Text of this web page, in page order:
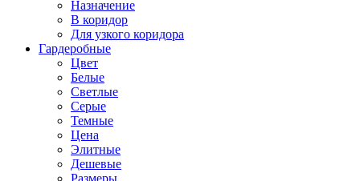
Назначение
В коридор
Для узкого коридора
Гардеробные
Цвет
Белые
Светлые
Серые
Темные
Цена
Элитные
Дешевые
Размеры